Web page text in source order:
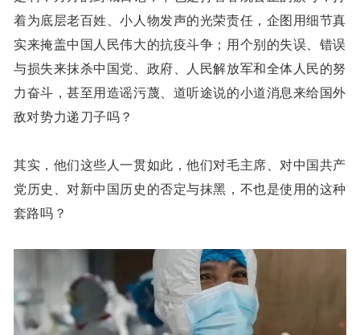
着为底层老百姓、小人物发声的光荣责任，企图用细节真
实来掩盖中国人民伟大的抗疫斗争；用个别的失误、错误
与损失来抹杀中国党、政府、人民解放军和全体人民的努
力奋斗，甚至用造谣污蔑、道听途说的小道消息来给国外
敌对势力递刀子吗？
其实，他们这些人一贯如此，他们对毛主席、对中国共产
党历史、对新中国历史的否定与抹黑，不也是使用的这种
套路吗？